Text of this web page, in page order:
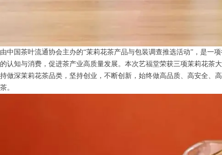
由中国茶叶流通协会主办的“茉莉花茶产品与包装调查推选活动”，是一
的认知与消费，促进茶产业高质量发展。本次艺福堂荣获三项茉莉花茶
持做深茉莉花茶品类，坚持创业，不断创新，始终做高品质、高安全、
茶。